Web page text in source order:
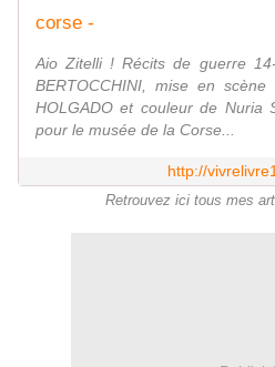
corse -
Aio Zitelli ! Récits de guerre
BERTOCCHINI, mise en
HOLGADO et couleur de Nuria
pour le musée de la Corse...
http://
Retrouvez ici tous mes